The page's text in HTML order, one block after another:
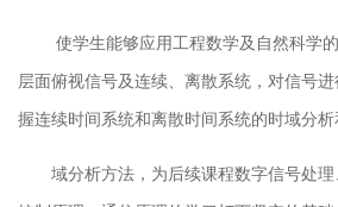
使学生能够应用工程数学及自然科学
层面俯视信号及连续、离散系统，对信号
握连续时间系统和离散时间系统的时域分析
域分析方法 ， 为后续课程数字信号处